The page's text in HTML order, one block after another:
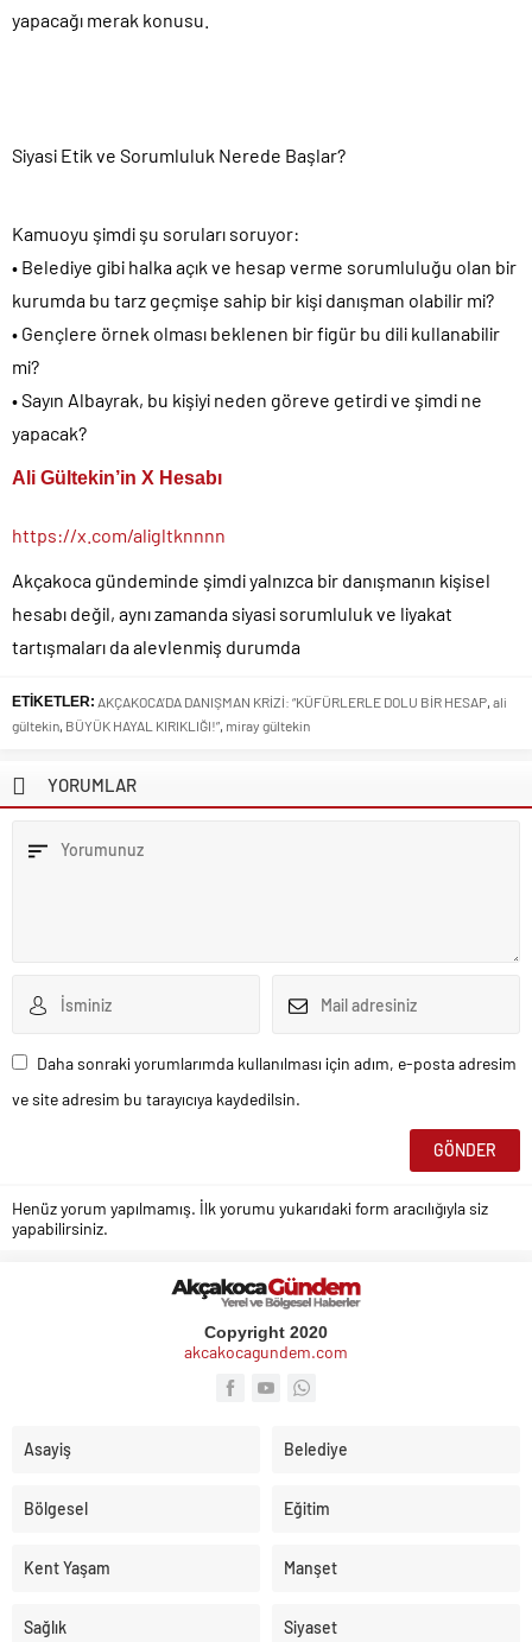
yapacağı merak konusu.
Siyasi Etik ve Sorumluluk Nerede Başlar?
Kamuoyu şimdi şu soruları soruyor:
• Belediye gibi halka açık ve hesap verme sorumluluğu olan bir
kurumda bu tarz geçmişe sahip bir kişi danışman olabilir mi?
• Gençlere örnek olması beklenen bir figür bu dili kullanabilir
mi?
• Sayın Albayrak, bu kişiyi neden göreve getirdi ve şimdi ne
yapacak?
Ali Gültekin’in X Hesabı
https://x.com/aligltknnnn
Akçakoca gündeminde şimdi yalnızca bir danışmanın kişisel
hesabı değil, aynı zamanda siyasi sorumluluk ve liyakat
tartışmaları da alevlenmiş durumda
ETİKETLER: AKÇAKOCA’DA DANIŞMAN KRİZİ: “KÜFÜRLERLE DOLU BİR HESAP, ali
gültekin, BÜYÜK HAYAL KIRIKLIĞI!”, miray gültekin
YORUMLAR
Daha sonraki yorumlarımda kullanılması için adım, e-posta adresim
ve site adresim bu tarayıcıya kaydedilsin.
Henüz yorum yapılmamış. İlk yorumu yukarıdaki form aracılığıyla siz
yapabilirsiniz.
Copyright 2020
akcakocagundem.com
Asayiş Belediye
Bölgesel Eğitim
Kent Yaşam Manşet
Sağlık Siyaset